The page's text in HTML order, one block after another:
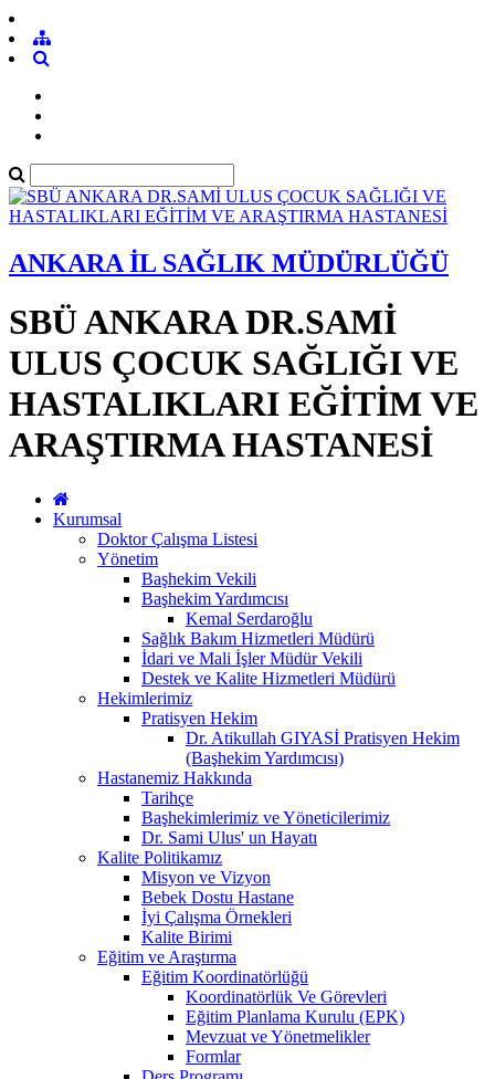
ANKARA İL SAĞLIK MÜDÜRLÜĞÜ
SBÜ ANKARA DR.SAMİ
ULUS ÇOCUK SAĞLIĞI VE
HASTALIKLARI EĞİTİM VE
ARAŞTIRMA HASTANESİ
Kurumsal
Doktor Çalışma Listesi
Yönetim
Başhekim Vekili
Başhekim Yardımcısı
Kemal Serdaroğlu
Sağlık Bakım Hizmetleri Müdürü
İdari ve Mali İşler Müdür Vekili
Destek ve Kalite Hizmetleri Müdürü
Hekimlerimiz
Pratisyen Hekim
Dr. Atikullah GIYASİ Pratisyen Hekim
(Başhekim Yardımcısı)
Hastanemiz Hakkında
Tarihçe
Başhekimlerimiz ve Yöneticilerimiz
Dr. Sami Ulus' un Hayatı
Kalite Politikamız
Misyon ve Vizyon
Bebek Dostu Hastane
İyi Çalışma Örnekleri
Kalite Birimi
Eğitim ve Araştırma
Eğitim Koordinatörlüğü
Koordinatörlük Ve Görevleri
Eğitim Planlama Kurulu (EPK)
Mevzuat ve Yönetmelikler
Formlar